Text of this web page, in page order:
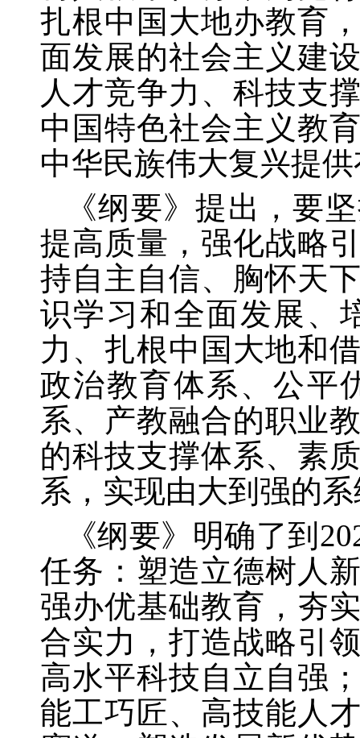
扎根中国大地办教育
面发展的社会主义建
人才竞争力、科技支
中国特色社会主义教
中华民族伟大复兴提
《纲要》提出，要
提高质量，强化战略
持自主自信、胸怀天
识学习和全面发展、
力、扎根中国大地和
政治教育体系、公平
系、产教融合的职业
的科技支撑体系、素
系，实现由大到强的
《纲要》明确了到
任务：塑造立德树人
强办优基础教育，夯
合实力，打造战略引
高水平科技自立自强
能工巧匠、高技能人